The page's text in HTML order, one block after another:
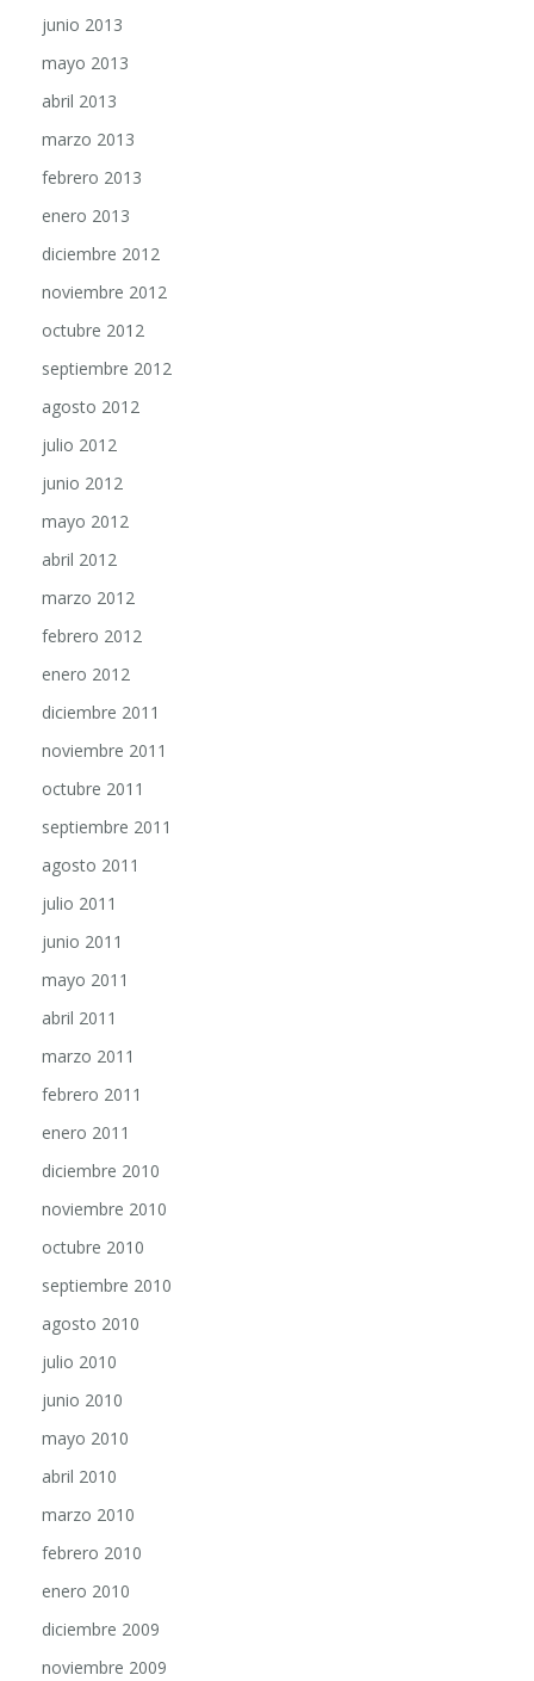
junio 2013
mayo 2013
abril 2013
marzo 2013
febrero 2013
enero 2013
diciembre 2012
noviembre 2012
octubre 2012
septiembre 2012
agosto 2012
julio 2012
junio 2012
mayo 2012
abril 2012
marzo 2012
febrero 2012
enero 2012
diciembre 2011
noviembre 2011
octubre 2011
septiembre 2011
agosto 2011
julio 2011
junio 2011
mayo 2011
abril 2011
marzo 2011
febrero 2011
enero 2011
diciembre 2010
noviembre 2010
octubre 2010
septiembre 2010
agosto 2010
julio 2010
junio 2010
mayo 2010
abril 2010
marzo 2010
febrero 2010
enero 2010
diciembre 2009
noviembre 2009